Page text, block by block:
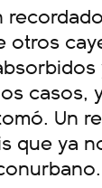
otros
casos,
Un
que ya